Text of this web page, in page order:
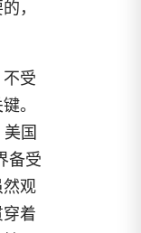
，
受
。
国
备受
然观
着